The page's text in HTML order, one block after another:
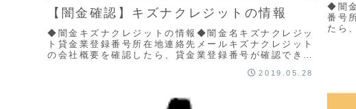
【闇金確認】キズナクレジットの情報
◆闇金キズナクレジットの情報◆闇金名キズナクレジッ
ト貸金業登録番号所在地連絡先メールキズナクレジット
の会社概要を確認したら、貸金業登録番号が確認できな
2019.05.28
◆闇
番号
たら